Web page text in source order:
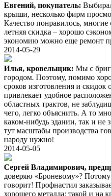
Евгений, покупатель:
крыши, несколько фирм
Качество понравилось,
летняя скидка – хорошо
экономию можно еще ремонт
2014-05-29
Илья, кровельщик: Мы с
городом. Поэтому, помимо
сроков изготовления и
привлекает удобное
областных трактов, не
чего, легко объяснить. А то
каком-нибудь здании, так и не
тут масштабы производства
народу нужно!
2014-05-05
Сергей Владимирович,
доверяю «Броневому»? Потому
говорит! Профнастил
хорошего металла: такой и на